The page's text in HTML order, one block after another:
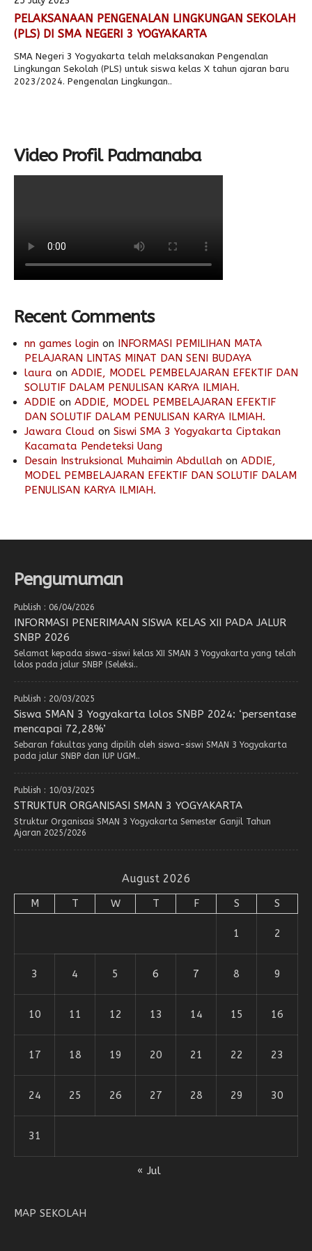
Antologi Puisi 1
Antologi Puisi 2
Antologi Puisi 3
Kegiatan Kemitraan
Penbes 2026
Alumni
PELAKSANAAN PENGENALAN LINGKUNGAN SEKOLAH
(PLS) DI SMA NEGERI 3 YOGYAKARTA
SMA Negeri 3 Yogyakarta telah melaksanakan Pengenalan
Lingkungan Sekolah (PLS) untuk siswa kelas X tahun ajaran baru
2023/2024. Pengenalan Lingkungan..
Video Profil Padmanaba
Recent Comments
nn games login on INFORMASI PEMILIHAN MATA
PELAJARAN LINTAS MINAT DAN SENI BUDAYA
laura on ADDIE, MODEL PEMBELAJARAN EFEKTIF DAN
SOLUTIF DALAM PENULISAN KARYA ILMIAH.
ADDIE on ADDIE, MODEL PEMBELAJARAN EFEKTIF
DAN SOLUTIF DALAM PENULISAN KARYA ILMIAH.
Jawara Cloud on Siswi SMA 3 Yogyakarta Ciptakan
Kacamata Pendeteksi Uang
Desain Instruksional Muhaimin Abdullah on ADDIE,
MODEL PEMBELAJARAN EFEKTIF DAN SOLUTIF DALAM
PENULISAN KARYA ILMIAH.
Pengumuman
Publish : 06/04/2026
INFORMASI PENERIMAAN SISWA KELAS XII PADA JALUR
SNBP 2026
Selamat kepada siswa-siswi kelas XII SMAN 3 Yogyakarta yang telah
lolos pada jalur SNBP (Seleksi..
Publish : 20/03/2025
Siswa SMAN 3 Yogyakarta lolos SNBP 2024: ‘persentase
mencapai 72,28%’
Sebaran fakultas yang dipilih oleh siswa-siswi SMAN 3 Yogyakarta
pada jalur SNBP dan IUP UGM..
Publish : 10/03/2025
STRUKTUR ORGANISASI SMAN 3 YOGYAKARTA
Struktur Organisasi SMAN 3 Yogyakarta Semester Ganjil Tahun
Ajaran 2025/2026
August 2026
M T W T F S S
1 2
3 4 5 6 7 8 9
10 11 12 13 14 15 16
17 18 19 20 21 22 23
24 25 26 27 28 29 30
31
« Jul
MAP SEKOLAH